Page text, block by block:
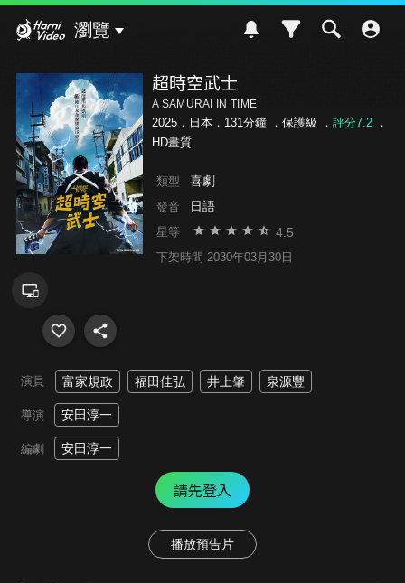
瀏覽
超時空武士
A SAMURAI IN TIME
2025．日本．131分鐘 ． 保護級 ． 評分7.2．
HD畫質
類型 喜劇
發音 日語
星等 4.5
下架時間 2030年03月30日
演員 富家規政 福田佳弘 井上肇 泉源豐
導演 安田淳一
編劇 安田淳一
請先登入
播放預告片